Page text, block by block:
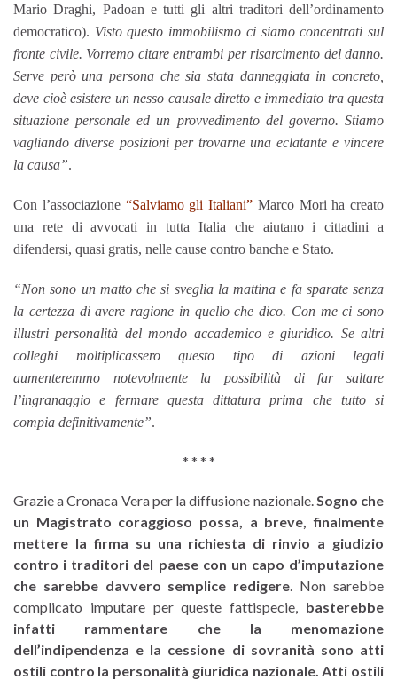
Mario Draghi, Padoan e tutti gli altri traditori dell’ordinamento
democratico). Visto questo immobilismo ci siamo concentrati sul
fronte civile. Vorremo citare entrambi per risarcimento del danno.
Serve però una persona che sia stata danneggiata in concreto,
deve cioè esistere un nesso causale diretto e immediato tra questa
situazione personale ed un provvedimento del governo. Stiamo
vagliando diverse posizioni per trovarne una eclatante e vincere
la causa”.
Con l’associazione “Salviamo gli Italiani” Marco Mori ha creato
una rete di avvocati in tutta Italia che aiutano i cittadini a
difendersi, quasi gratis, nelle cause contro banche e Stato.
“Non sono un matto che si sveglia la mattina e fa sparate senza
la certezza di avere ragione in quello che dico. Con me ci sono
illustri personalità del mondo accademico e giuridico. Se altri
colleghi moltiplicassero questo tipo di azioni legali
aumenteremmo notevolmente la possibilità di far saltare
l’ingranaggio e fermare questa dittatura prima che tutto si
compia definitivamente”.
* * * *
Grazie a Cronaca Vera per la diffusione nazionale.Sogno che
un Magistrato coraggioso possa, a breve, finalmente
mettere la firma su una richiesta di rinvio a giudizio
contro i traditori del paese con un capo d’imputazione
che sarebbe davvero semplice redigere. Non sarebbe
complicato imputare per queste fattispecie, basterebbe
infatti rammentare che la menomazione
dell’indipendenza e la cessione di sovranità sono atti
ostili contro la personalità giuridica nazionale. Atti ostili